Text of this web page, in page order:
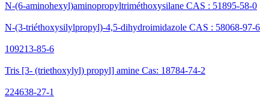
N-(6-aminohexyl)aminopropyltriméthoxysilane CAS : 51895-58-0
N-(3-triéthoxysilylpropyl)-4,5-dihydroimidazole CAS : 58068-97-6
109213-85-6
Tris [3- (triethoxylyl) propyl] amine Cas: 18784-74-2
224638-27-1